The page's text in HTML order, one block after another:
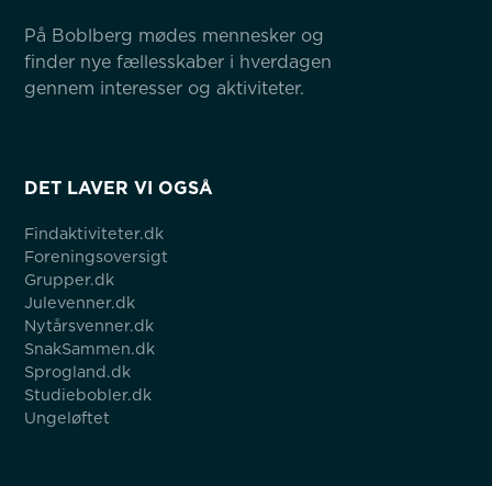
På Boblberg mødes mennesker og
finder nye fællesskaber i hverdagen
gennem interesser og aktiviteter.
DET LAVER VI OGSÅ
Findaktiviteter.dk
Foreningsoversigt
Grupper.dk
Julevenner.dk
Nytårsvenner.dk
SnakSammen.dk
Sprogland.dk
Studiebobler.dk
Ungeløftet